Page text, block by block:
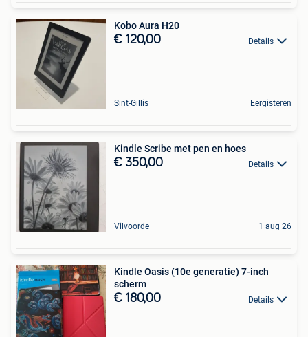
Kobo Aura H20
€ 120,00 Details
Sint-Gillis Eergisteren
Kindle Scribe met pen en hoes
€ 350,00 Details
Vilvoorde 1 aug 26
Kindle Oasis (10e generatie) 7-inch
scherm
€ 180,00 Details